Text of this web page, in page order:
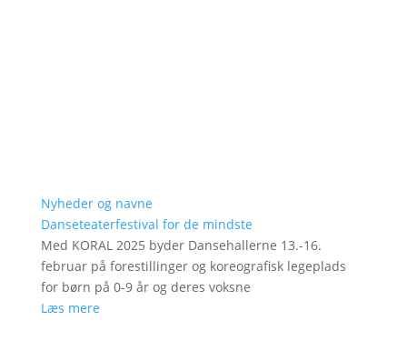
Nyheder og navne
Danseteaterfestival for de mindste
Med KORAL 2025 byder Dansehallerne 13.-16.
februar på forestillinger og koreografisk legeplads
for børn på 0-9 år og deres voksne
Læs mere